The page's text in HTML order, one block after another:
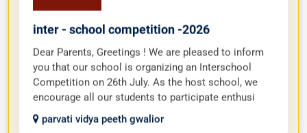
inter - school competition -2026
Dear Parents, Greetings ! We are pleased to inform
you that our school is organizing an Interschool
Competition on 26th July. As the host school, we
encourage all our students to participate enthusi
parvati vidya peeth gwalior